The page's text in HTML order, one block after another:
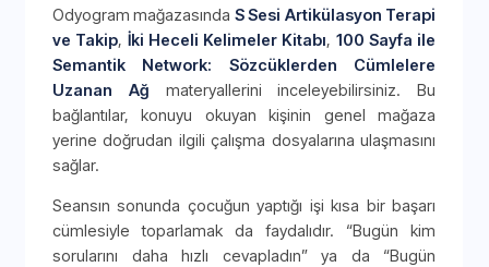
Odyogram mağazasında S Sesi Artikülasyon Terapi
ve Takip, İki Heceli Kelimeler Kitabı, 100 Sayfa ile
Semantik Network: Sözcüklerden Cümlelere
Uzanan Ağ materyallerini inceleyebilirsiniz. Bu
bağlantılar, konuyu okuyan kişinin genel mağaza
yerine doğrudan ilgili çalışma dosyalarına ulaşmasını
sağlar.
Seansın sonunda çocuğun yaptığı işi kısa bir başarı
cümlesiyle toparlamak da faydalıdır. “Bugün kim
sorularını daha hızlı cevapladın” ya da “Bugün